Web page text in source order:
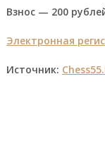
Взнос — 200
Электронная
Источник: